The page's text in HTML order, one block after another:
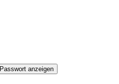
Passwort anzeigen